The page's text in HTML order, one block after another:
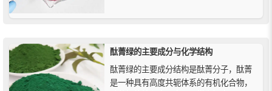
墨、塑料、绘画和其他艺术及工业等各...
酞菁绿的主要成分与化学结构
酞菁绿的主要成分结构是酞菁分子，酞菁
是一种具有高度共轭体系的有机化合物，